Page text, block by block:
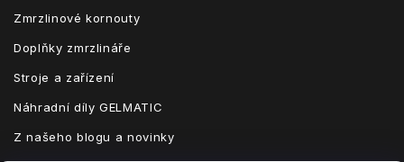
Zmrzlinové kornouty
Doplňky zmrzlináře
Stroje a zařízení
Náhradní díly GELMATIC
Z našeho blogu a novinky